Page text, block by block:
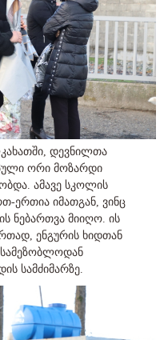
დევნილთა
ორი მოზარდი
ამავე სკოლის
ერთია იმათგან, ვინც
ნებართვა მიიღო. ის
ენგურის ხიდთან
სამეზობლოდან
სამძიმარზე.